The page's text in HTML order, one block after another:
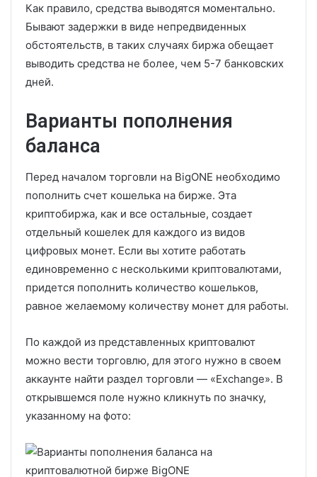
Как правило, средства выводятся моментально.
Бывают задержки в виде непредвиденных
обстоятельств, в таких случаях биржа обещает
выводить средства не более, чем 5-7 банковских
дней.
Варианты пополнения
баланса
Перед началом торговли на BigONE необходимо
пополнить счет кошелька на бирже. Эта
криптобиржа, как и все остальные, создает
отдельный кошелек для каждого из видов
цифровых монет. Если вы хотите работать
единовременно с несколькими криптовалютами,
придется пополнить количество кошельков,
равное желаемому количеству монет для работы.
По каждой из представленных криптовалют
можно вести торговлю, для этого нужно в своем
аккаунте найти раздел торговли — «Exchange». В
открывшемся поле нужно кликнуть по значку,
указанному на фото: